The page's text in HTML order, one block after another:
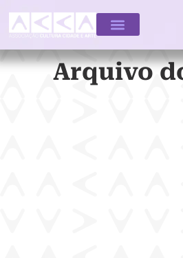
Arquivo